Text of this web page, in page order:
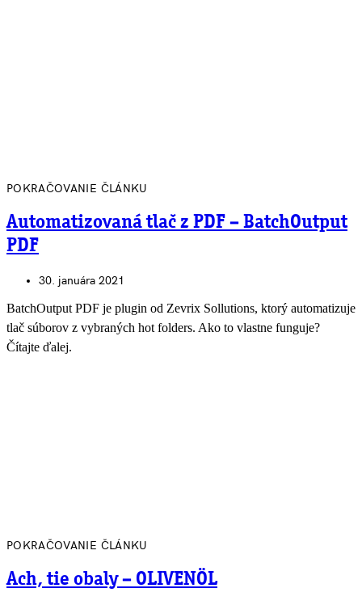
POKRAČOVANIE ČLÁNKU
Automatizovaná tlač z PDF – BatchOutput
PDF
30. januára 2021
BatchOutput PDF je plugin od Zevrix Sollutions, ktorý automatizuje
tlač súborov z vybraných hot folders. Ako to vlastne funguje?
Čítajte ďalej.
POKRAČOVANIE ČLÁNKU
Ach, tie obaly – OLIVENÖL